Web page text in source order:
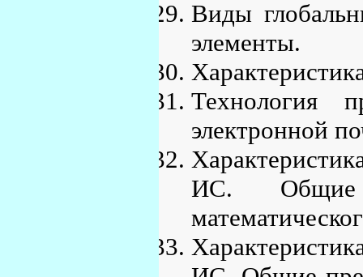
Виды
элементы.
Технология
электронной
ИС. Общие